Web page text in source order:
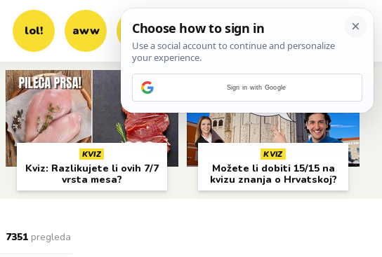
lol! aww vrh! woot?!
KVIZ
Kviz: Razlikujete li ovih 7/7
vrsta mesa?
KVIZ
Možete li dobiti 15/15 na
kvizu znanja o Hrvatskoj?
7351pregleda
Sign in with Google